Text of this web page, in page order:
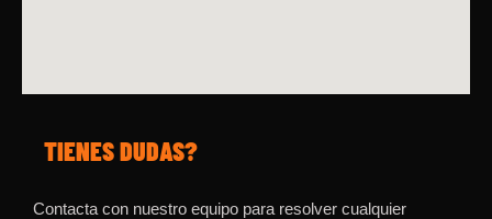
TIENES DUDAS?
Contacta con nuestro equipo para resolver cualquier